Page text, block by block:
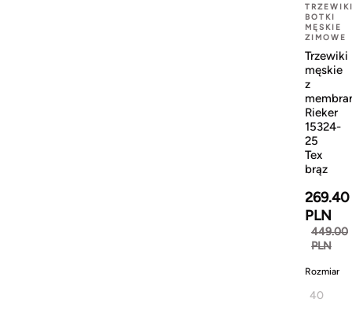
BOTKI
MĘSKIE
ZIMOWE
Trzewiki
męskie
z
Rieker
15324-
25
Tex
brąz
269.40
PLN
449.00
PLN
Rozmiar
40